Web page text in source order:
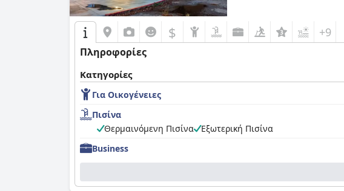
$ +9
Πληροφορίες
Κατηγορίες
Για Οικογένειες
Πισίνα
Θερμαινόμενη Πισίνα
Εξωτερική Πισίνα
Business